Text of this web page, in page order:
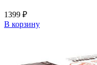
1399 ₽
В корзину